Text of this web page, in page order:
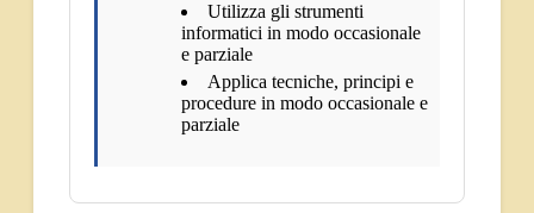
Utilizza gli strumenti
informatici in modo occasionale
e parziale
Applica tecniche, principi e
procedure in modo occasionale e
parziale